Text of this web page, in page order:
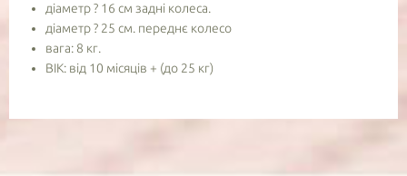
діаметр ? 16 см задні колеса.
діаметр ? 25 см. переднє колесо
вага: 8 кг.
ВІК: від 10 місяців + (до 25 кг)